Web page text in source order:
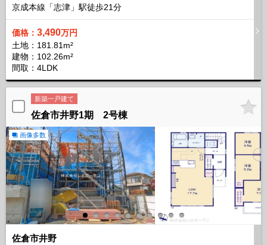
京成本線「志津」駅徒歩21分
価格： 3,490万円
土地：181.81m²
建物：102.26m²
間取：4LDK
新築一戸建て
佐倉市井野1期 2号棟
画像多数
佐倉市井野